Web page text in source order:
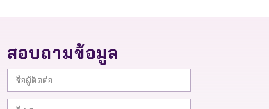
สอบถามข้อมูล